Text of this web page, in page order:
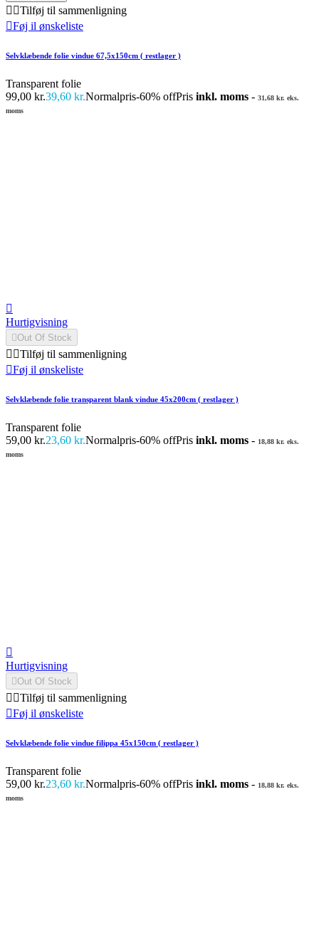
 Tilføj til sammenligning
Føj il ønskeliste
Selvklæbende folie vindue 67,5x150cm ( restlager )
Transparent folie
99,00 kr.39,60 kr.Normalpris-60% offPris inkl. moms - 31,68 kr. eks.
moms

Hurtigvisning
Out Of Stock
 Tilføj til sammenligning
Føj il ønskeliste
Selvklæbende folie transparent blank vindue 45x200cm ( restlager )
Transparent folie
59,00 kr.23,60 kr.Normalpris-60% offPris inkl. moms - 18,88 kr. eks.
moms

Hurtigvisning
Out Of Stock
 Tilføj til sammenligning
Føj il ønskeliste
Selvklæbende folie vindue filippa 45x150cm ( restlager )
Transparent folie
59,00 kr.23,60 kr.Normalpris-60% offPris inkl. moms - 18,88 kr. eks.
moms